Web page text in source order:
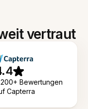
vertraut
Bewertungen
Capterra